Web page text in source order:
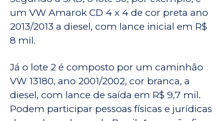
um VW Amarok CD 4 x 4 de cor preta ano
2013/2013 a diesel, com lance inicial em R$
8 mil.
Já o lote 2 é composto por um caminhão
VW 13180, ano 2001/2002, cor branca, a
diesel, com lance de saída em R$ 9,7 mil.
Podem participar pessoas físicas e jurídicas